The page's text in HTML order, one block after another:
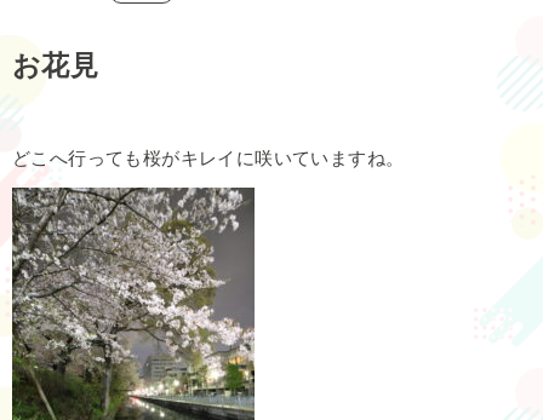
お花見
どこへ行っても桜がキレイに咲いていますね。